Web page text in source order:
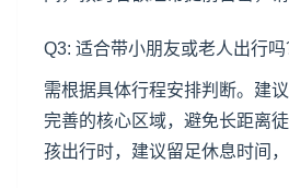
Q3: 适合带小朋友或老人出行吗
需根据具体行程安排判断。建
完善的核心区域，避免长距离
孩出行时，建议留足休息时间